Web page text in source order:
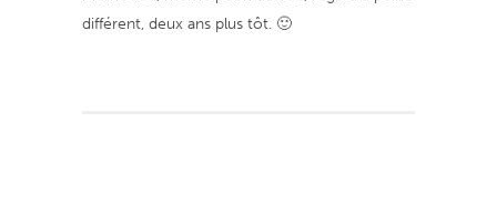
différent, deux ans plus tôt. 🙂